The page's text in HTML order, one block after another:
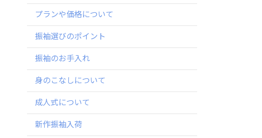
プランや価格について
振袖選びのポイント
振袖のお手入れ
身のこなしについて
成人式について
新作振袖入荷